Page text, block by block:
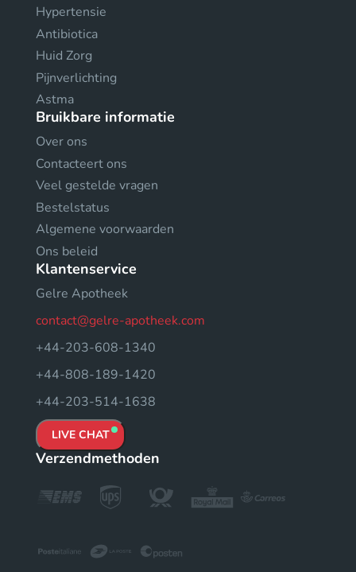
Hypertensie
Antibiotica
Huid Zorg
Pijnverlichting
Astma
Bruikbare informatie
Over ons
Contacteert ons
Veel gestelde vragen
Bestelstatus
Algemene voorwaarden
Ons beleid
Klantenservice
Gelre Apotheek
contact@gelre-apotheek.com
+44-203-608-1340
+44-808-189-1420
+44-203-514-1638
LIVE CHAT
Verzendmethoden